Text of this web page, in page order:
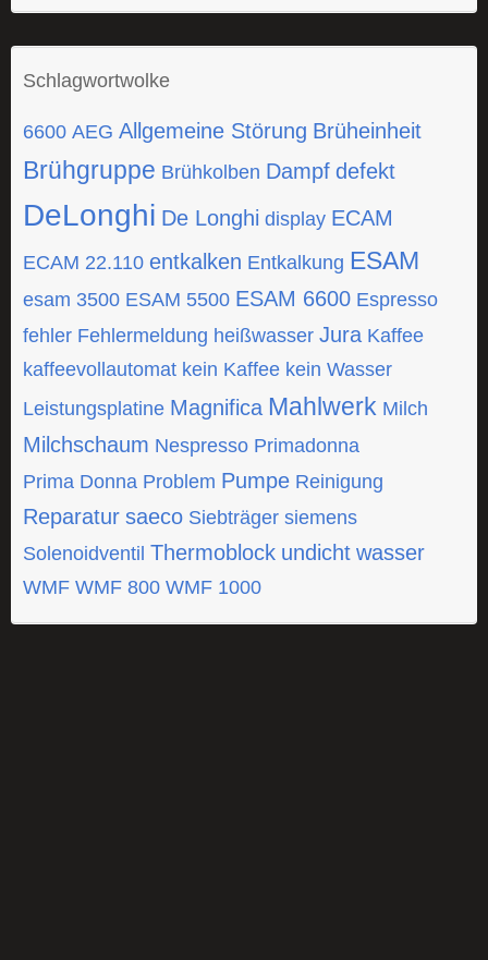
Schlagwortwolke
6600 AEG Allgemeine Störung Brüheinheit
Brühgruppe Brühkolben Dampf defekt
DeLonghi De Longhi display ECAM
ECAM 22.110 entkalken Entkalkung ESAM
esam 3500 ESAM 5500 ESAM 6600 Espresso
fehler Fehlermeldung heißwasser Jura Kaffee
kaffeevollautomat kein Kaffee kein Wasser
Leistungsplatine Magnifica Mahlwerk Milch
Milchschaum Nespresso Primadonna
Prima Donna Problem Pumpe Reinigung
Reparatur saeco Siebträger siemens
Solenoidventil Thermoblock undicht wasser
WMF WMF 800 WMF 1000